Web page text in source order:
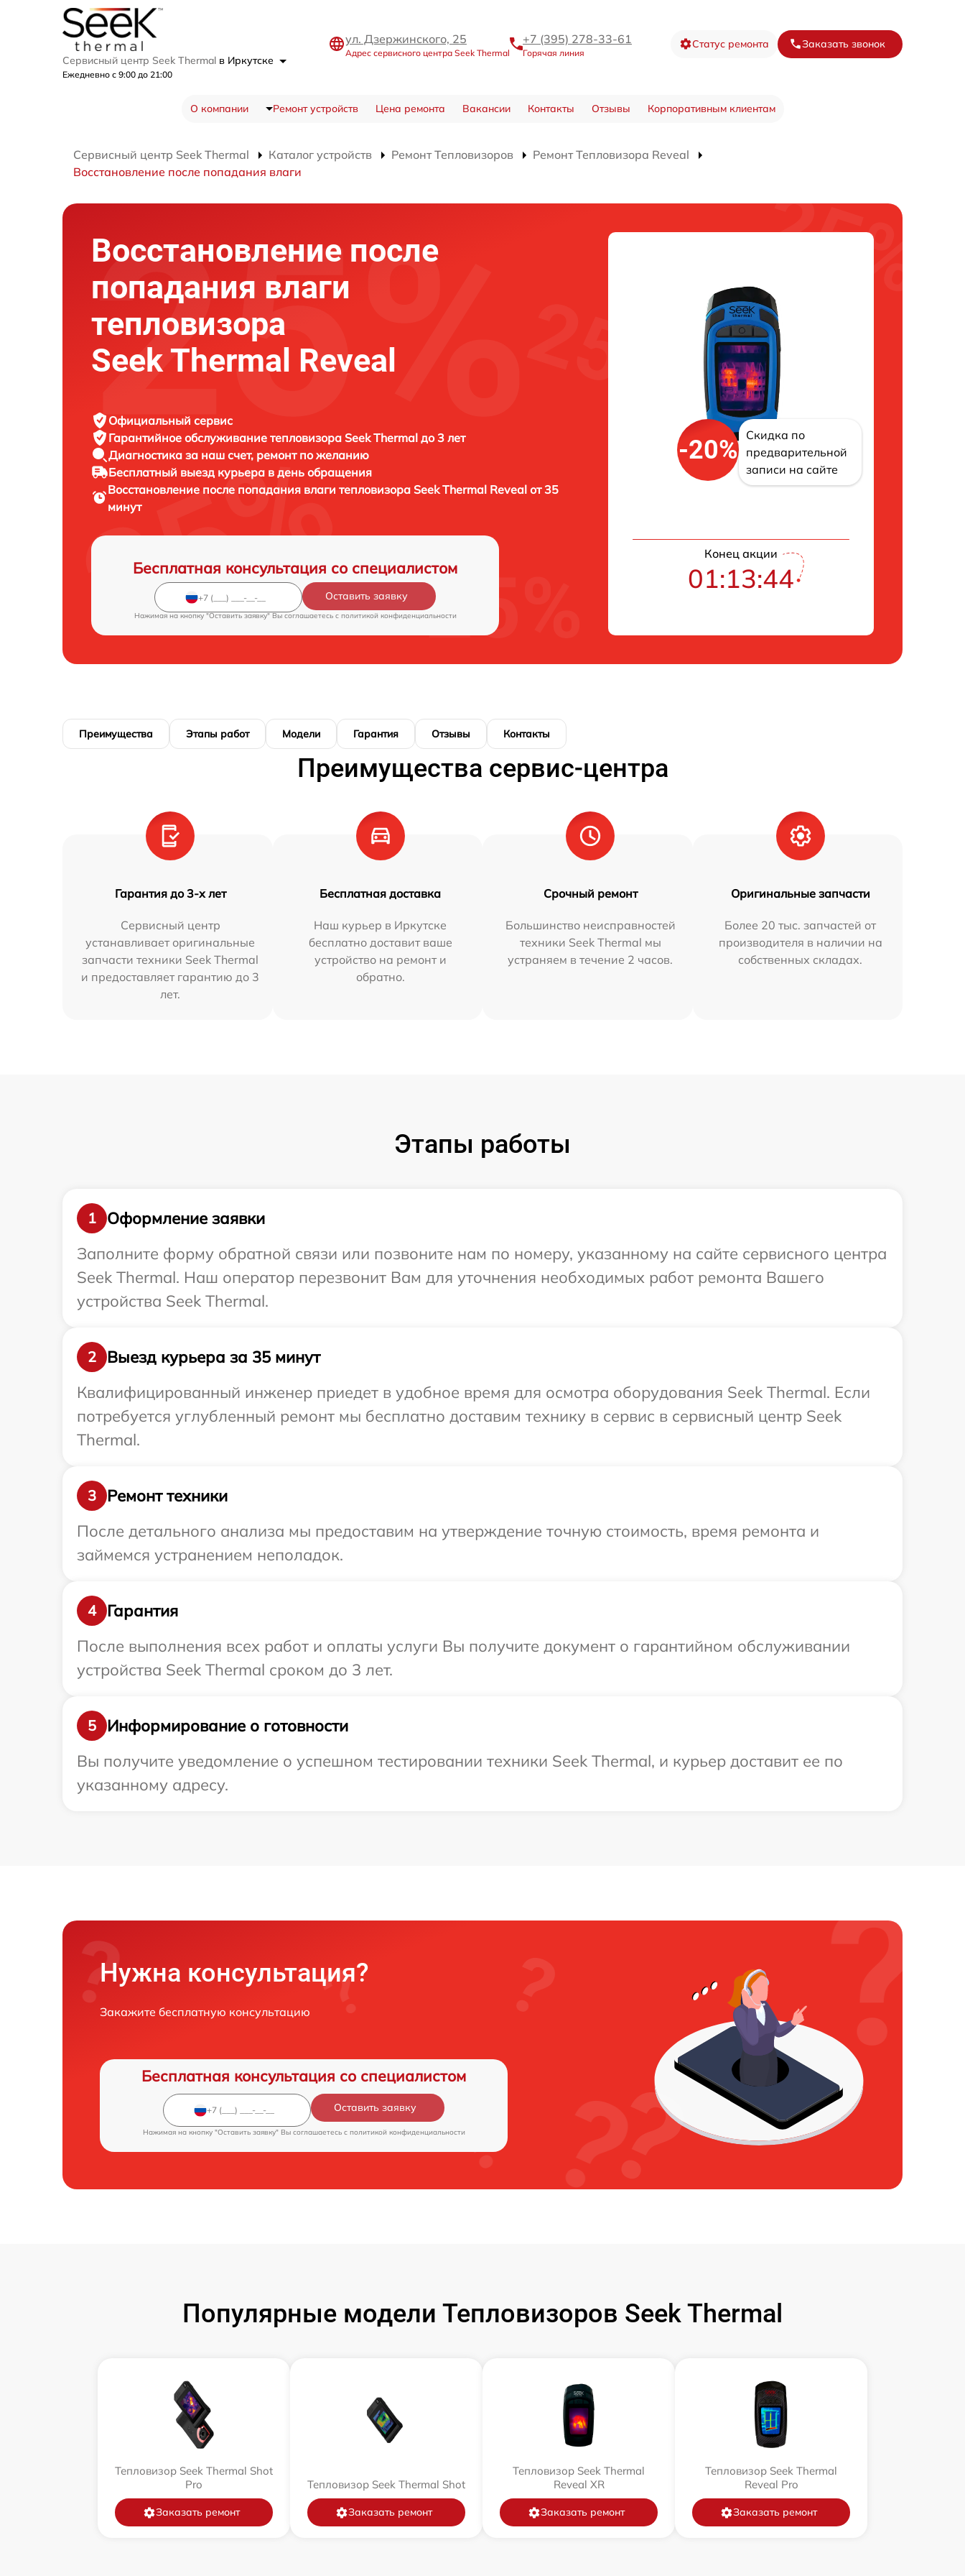
Сервисный центр Seek Thermal в Иркутске
Ежедневно с 9:00 до 21:00
ул. Дзержинского, 25
Адрес сервисного центра Seek Thermal
+7 (395) 278-33-61
Горячая линия
Статус ремонта Заказать звонок
О компании Ремонт устройств Цена ремонта Вакансии Контакты Отзывы Корпоративным клиентам
Сервисный центр Seek Thermal Каталог устройств Ремонт Тепловизоров
Ремонт Тепловизора Reveal
Восстановление после попадания влаги
Восстановление после
попадания влаги
тепловизора
Seek Thermal Reveal
Официальный сервис
Гарантийное обслуживание тепловизора Seek Thermal до 3 лет
Диагностика за наш счет, ремонт по желанию
Бесплатный выезд курьера в день обращения
Восстановление после попадания влаги тепловизораSeek Thermal Reveal от 35
минут
Бесплатная консультация со специалистом
Оставить заявку
Нажимая на кнопку "Оставить заявку" Вы соглашаетесь c политикой конфиденциальности
-20%
Скидка по
предварительной
записи на сайте
Конец акции
01:13:43
Преимущества Этапы работ Модели Гарантия Отзывы Контакты
Преимущества сервис-центра
Гарантия до 3-х лет
Сервисный центр
устанавливает оригинальные
запчасти техники Seek Thermal
и предоставляет гарантию до 3
лет.
Бесплатная доставка
Наш курьер в Иркутске
бесплатно доставит ваше
устройство на ремонт и
обратно.
Срочный ремонт
Большинство неисправностей
техники Seek Thermal мы
устраняем в течение 2 часов.
Оригинальные запчасти
Более 20 тыс. запчастей от
производителя в наличии на
собственных складах.
Этапы работы
1
Оформление заявки
Заполните форму обратной связи или позвоните нам по номеру, указанному на сайте сервисного центра
Seek Thermal. Наш оператор перезвонит Вам для уточнения необходимых работ ремонта Вашего
устройства Seek Thermal.
2
Выезд курьера за 35 минут
Квалифицированный инженер приедет в удобное время для осмотра оборудования Seek Thermal. Если
потребуется углубленный ремонт мы бесплатно доставим технику в сервис в сервисный центр Seek
Thermal.
3
Ремонт техники
После детального анализа мы предоставим на утверждение точную стоимость, время ремонта и
займемся устранением неполадок.
4
Гарантия
После выполнения всех работ и оплаты услуги Вы получите документ о гарантийном обслуживании
устройства Seek Thermal сроком до 3 лет.
5
Информирование о готовности
Вы получите уведомление о успешном тестировании техники Seek Thermal, и курьер доставит ее по
указанному адресу.
Нужна консультация?
Закажите бесплатную консультацию
Бесплатная консультация со специалистом
Оставить заявку
Нажимая на кнопку "Оставить заявку" Вы соглашаетесь c политикой конфиденциальности
Популярные модели Тепловизоров Seek Thermal
Тепловизор Seek Thermal Shot
Pro
Заказать ремонт
Тепловизор Seek Thermal Shot
Заказать ремонт
Тепловизор Seek Thermal
Reveal XR
Заказать ремонт
Тепловизор Seek Thermal
Reveal Pro
Заказать ремонт